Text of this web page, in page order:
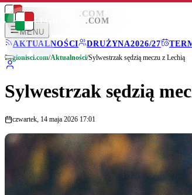
LEGIONISCI .COM
MENU
AKTUALNOŚCI
DRUŻYNA2026/27
LEGIONISCI .COM
Legionisci.com/Aktualności/Sylwestrzak sędzią meczu z Lechią
Sylwestrzak sędzią
czwartek, 14 maja 2026 17:01